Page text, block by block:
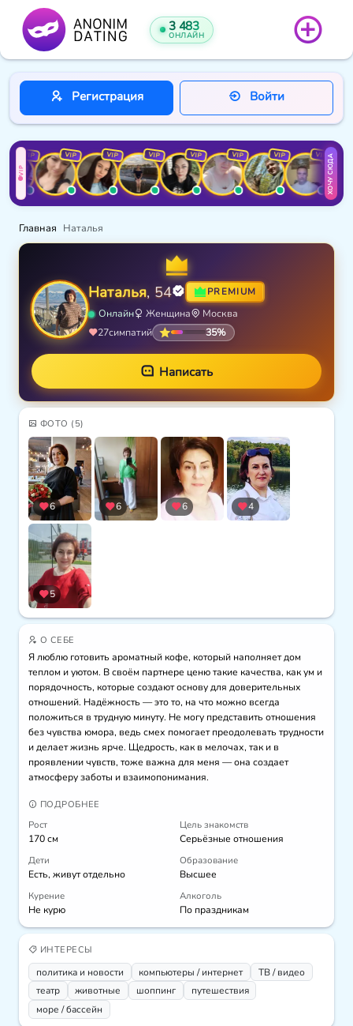
3 483
ОНЛАЙН
Регистрация Войти
VIP
VIP VIP VIP VIP VIP VIP VIP VIP ХОЧУ СЮДА
Главная Наталья
Наталья, 54 PREMIUM
Онлайн Женщина
Москва
27симпатий 35%
Написать
ФОТО (5)
6 6 6 4
5
О СЕБЕ
Я люблю готовить ароматный кофе, который наполняет дом
теплом и уютом. В своём партнере ценю такие качества, как ум и
порядочность, которые создают основу для доверительных
отношений. Надёжность — это то, на что можно всегда
положиться в трудную минуту. Не могу представить отношения
без чувства юмора, ведь смех помогает преодолевать трудности
и делает жизнь ярче. Щедрость, как в мелочах, так и в
проявлении чувств, тоже важна для меня — она создает
атмосферу заботы и взаимопонимания.
ПОДРОБНЕЕ
Рост
170 см
Цель знакомств
Серьёзные отношения
Дети
Есть, живут отдельно
Образование
Высшее
Курение
Не курю
Алкоголь
По праздникам
ИНТЕРЕСЫ
политика и новости компьютеры / интернет
ТВ / видео
театр
животные шоппинг
путешествия
море / бассейн